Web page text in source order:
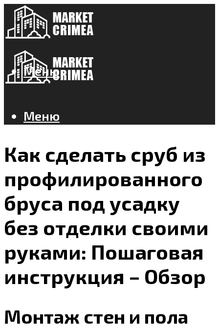
Меню
Меню
Как сделать сруб из
профилированного
бруса под усадку
без отделки своими
руками: Пошаговая
инструкция – Обзор
Монтаж стен и пола